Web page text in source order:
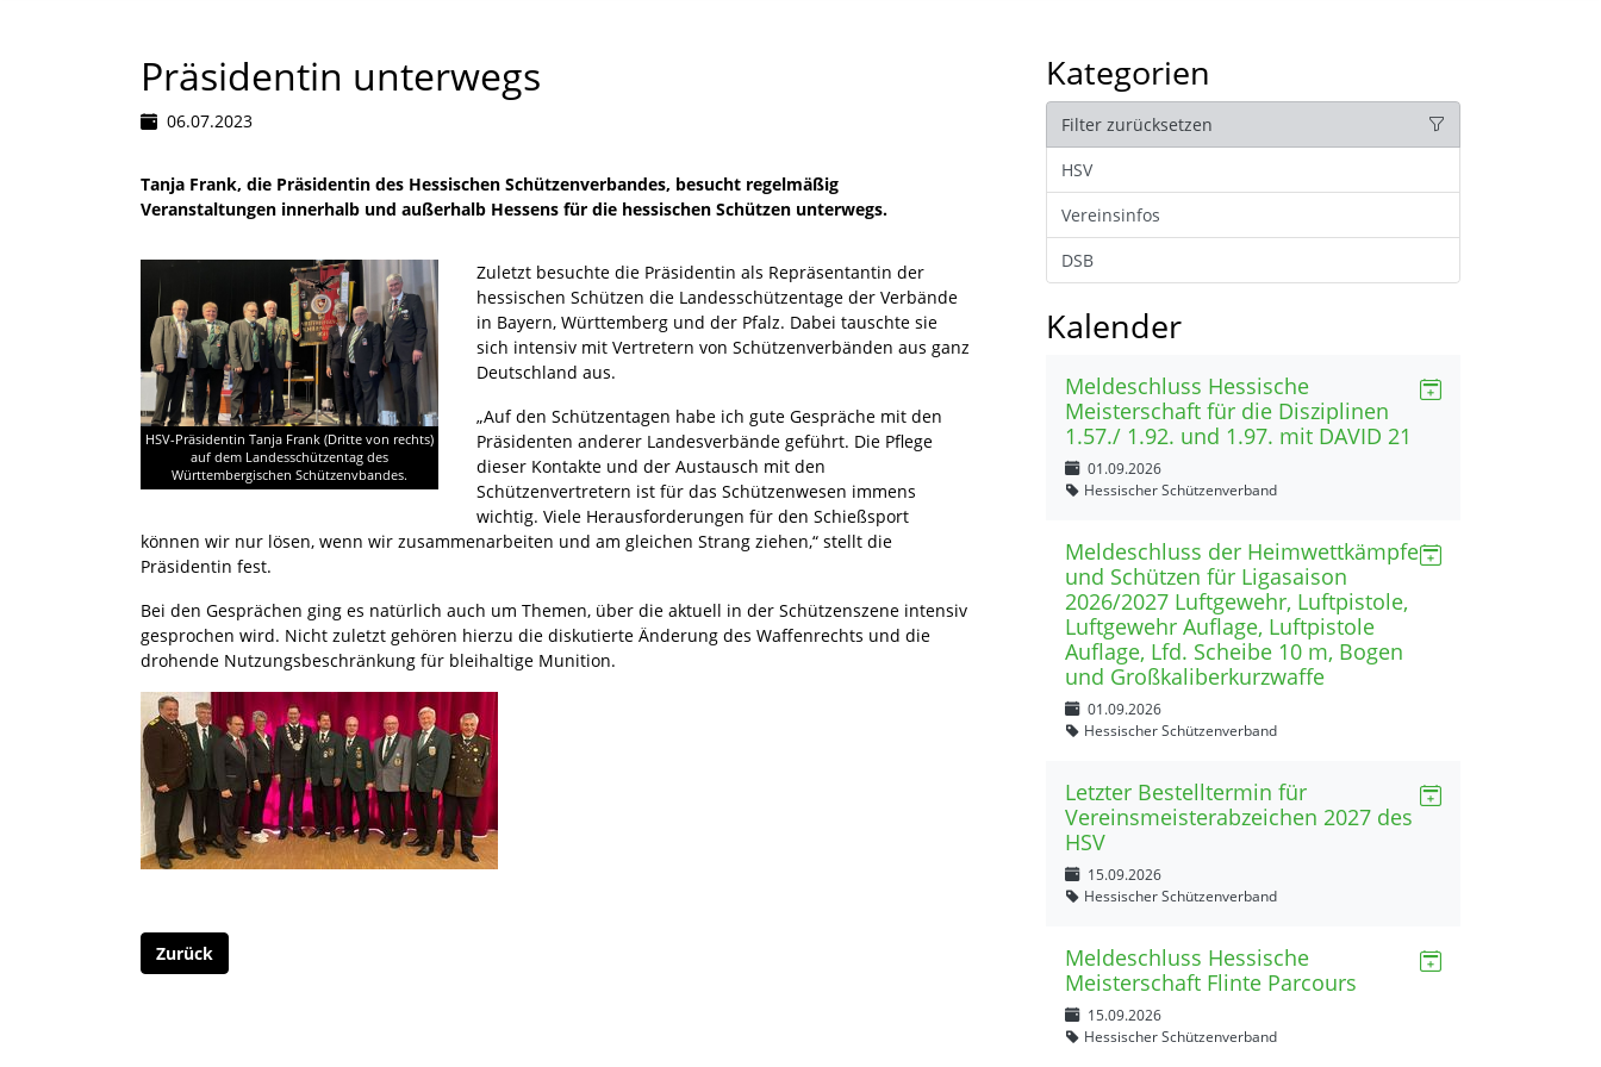
Präsidentin unterwegs
06.07.2023
Tanja Frank, die Präsidentin des Hessischen Schützenverbandes, besucht regelmäßig
Veranstaltungen innerhalb und außerhalb Hessens für die hessischen Schützen unterwegs.
HSV-Präsidentin Tanja Frank (Dritte von rechts)
auf dem Landesschützentag des
Württembergischen Schützenvbandes.
Zuletzt besuchte die Präsidentin als Repräsentantin der
hessischen Schützen die Landesschützentage der Verbände
in Bayern, Württemberg und der Pfalz. Dabei tauschte sie
sich intensiv mit Vertretern von Schützenverbänden aus ganz
Deutschland aus.
„Auf den Schützentagen habe ich gute Gespräche mit den
Präsidenten anderer Landesverbände geführt. Die Pflege
dieser Kontakte und der Austausch mit den
Schützenvertretern ist für das Schützenwesen immens
wichtig. Viele Herausforderungen für den Schießsport
können wir nur lösen, wenn wir zusammenarbeiten und am gleichen Strang ziehen,“ stellt die
Präsidentin fest.
Bei den Gesprächen ging es natürlich auch um Themen, über die aktuell in der Schützenszene intensiv
gesprochen wird. Nicht zuletzt gehören hierzu die diskutierte Änderung des Waffenrechts und die
drohende Nutzungsbeschränkung für bleihaltige Munition.
Zurück
Kategorien
Filter zurücksetzen
HSV
Vereinsinfos
DSB
Kalender
Meldeschluss Hessische
Meisterschaft für die Disziplinen
1.57./ 1.92. und 1.97. mit DAVID 21
01.09.2026
Hessischer Schützenverband
Meldeschluss der Heimwettkämpfe
und Schützen für Ligasaison
2026/2027 Luftgewehr, Luftpistole,
Luftgewehr Auflage, Luftpistole
Auflage, Lfd. Scheibe 10 m, Bogen
und Großkaliberkurzwaffe
01.09.2026
Hessischer Schützenverband
Letzter Bestelltermin für
Vereinsmeisterabzeichen 2027 des
HSV
15.09.2026
Hessischer Schützenverband
Meldeschluss Hessische
Meisterschaft Flinte Parcours
15.09.2026
Hessischer Schützenverband